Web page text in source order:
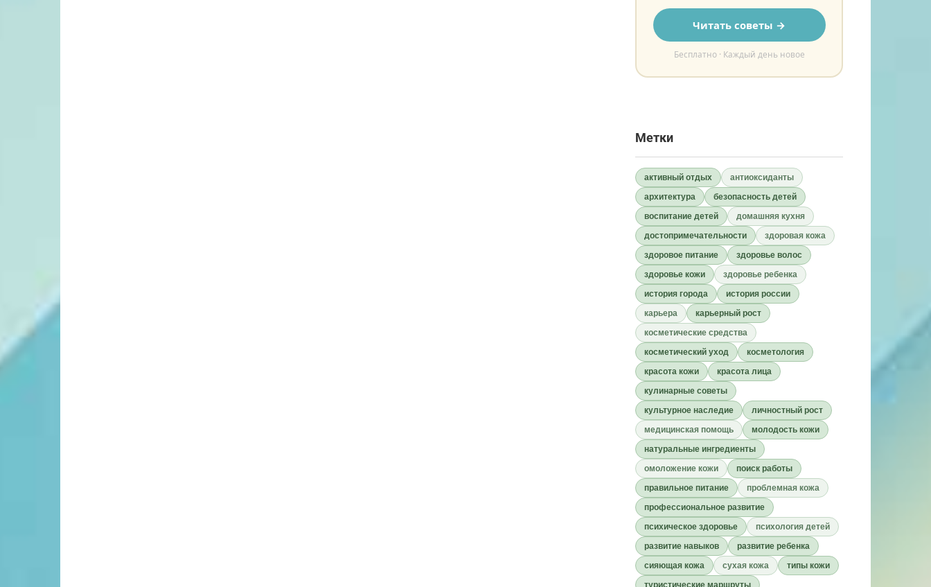
Читать советы →
Бесплатно · Каждый день новое
Метки
активный отдых
антиоксиданты
архитектура
безопасность детей
воспитание детей
домашняя кухня
достопримечательности
здоровая кожа
здоровое питание
здоровье волос
здоровье кожи
здоровье ребенка
история города
история россии
карьера
карьерный рост
косметические средства
косметический уход
косметология
красота кожи
красота лица
кулинарные советы
культурное наследие
личностный рост
медицинская помощь
молодость кожи
натуральные ингредиенты
омоложение кожи
поиск работы
правильное питание
проблемная кожа
профессиональное развитие
психическое здоровье
психология детей
развитие навыков
развитие ребенка
сияющая кожа
сухая кожа
типы кожи